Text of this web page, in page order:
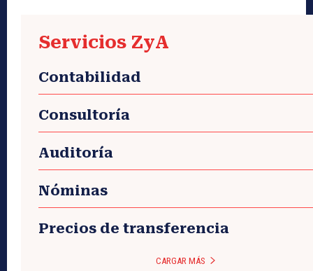
Servicios ZyA
Contabilidad
Consultoría
Auditoría
Nóminas
Precios de transferencia
CARGAR MÁS